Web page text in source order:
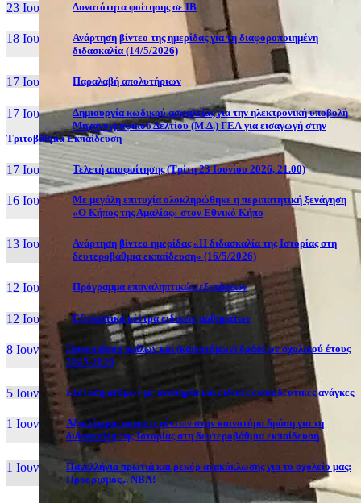
23 Ιουν, 26 Δυνατότητα φοίτησης σε ΙΒ
18 Ιουν, 26
Ανάρτηση βίντεο της ημερίδας για τη διαφοροποιημένη
διδασκαλία (14/5/2026)
17 Ιουν, 26 Παραλαβή απολυτήριων
17 Ιουν, 26
Δημιουργία κωδικού ασφαλείας για την ηλεκτρονική υποβολή
Μηχανογραφικού Δελτίου (Μ.Δ.) ΓΕΛ για εισαγωγή στην
Τριτοβάθμια Εκπαίδευση
17 Ιουν, 26 Τελετή αποφοίτησης (Τρίτη 23 Ιουνίου 2026, 21.00)
16 Ιουν, 26
Με μεγάλη επιτυχία ολοκληρώθηκε η περιπατητική ξενάγηση
«Ο Κήπος της Αμαλίας» στον Εθνικό Κήπο
13 Ιουν, 26
Ανάρτηση βίντεο ημερίδας «Η διδασκαλία της Ιστορίας στη
δευτεροβάθμια εκπαίδευση» (16/5/2026)
12 Ιουν, 26 Πρόγραμμα επαναληπτικών εξετάσεων
12 Ιουν, 26 Εξεταστικά κέντρα ειδικών μαθημάτων
8 Ιουν, 26
Παρουσίαση ομίλων και (καινοτόμων) δράσεων σχολικού έτους
2025-2026
5 Ιουν, 26 Εξέταση ατόμων με αναπηρία και ειδικές εκπαιδευτικές ανάγκες
1 Ιουν, 26
Αξιολόγηση συμμετεχόντων στην καινοτόμα δράση για τη
διδασκαλία της Ιστορίας στη δευτεροβάθμια εκπαίδευση
1 Ιουν, 26
Πανελλήνια πρωτιά και ρεκόρ ανακύκλωσης για το σχολείο μας:
Προορισμός... NBA!